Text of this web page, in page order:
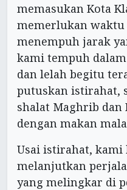
memasukan Kota
memerlukan
menempuh jarak
kami tempuh
dan lelah begitu
putuskan istirahat,
shalat Maghrib
dengan makan
Usai istirahat,
melanjutkan
yang melingkar di